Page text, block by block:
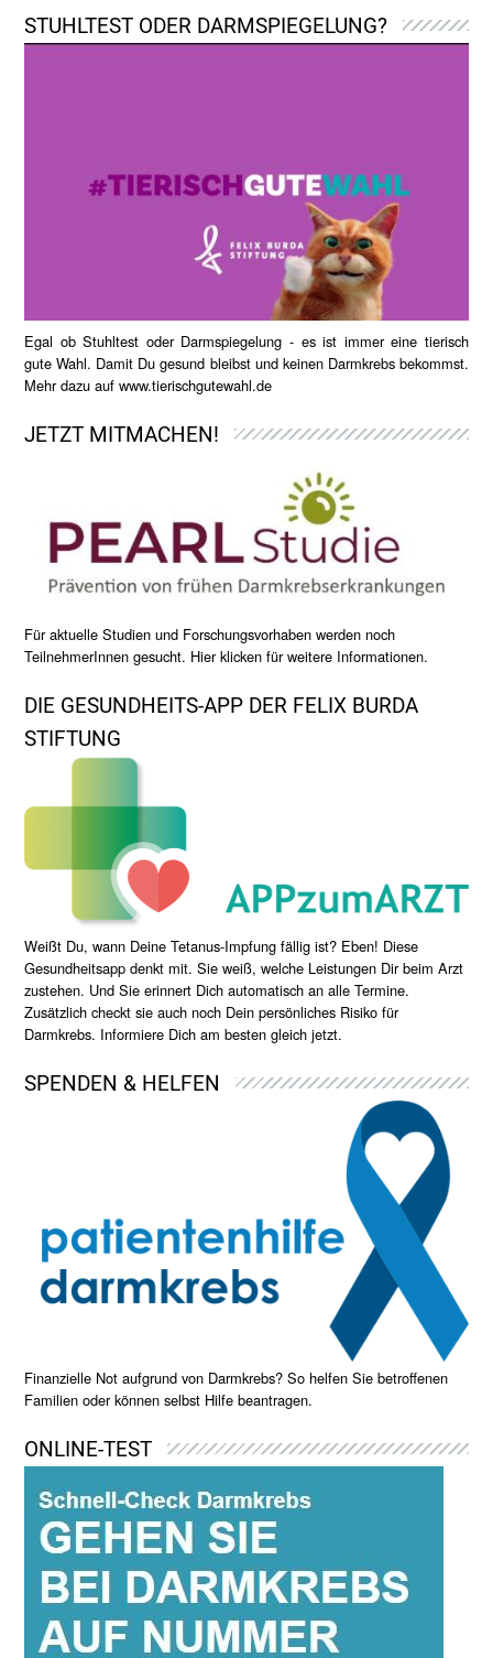
STUHLTEST ODER DARMSPIEGELUNG?
Egal ob Stuhltest oder Darmspiegelung - es ist immer eine tierisch
gute Wahl. Damit Du gesund bleibst und keinen Darmkrebs bekommst.
Mehr dazu aufwww.tierischgutewahl.de
JETZT MITMACHEN!
Für aktuelle Studien und Forschungsvorhaben werden noch
TeilnehmerInnen gesucht. Hier klicken für weitere Informationen.
DIE GESUNDHEITS-APP DER FELIX BURDA
STIFTUNG
Weißt Du, wann Deine Tetanus-Impfung fällig ist? Eben! Diese
Gesundheitsapp denkt mit. Sie weiß, welche Leistungen Dir beim Arzt
zustehen. Und Sie erinnert Dich automatisch an alle Termine.
Zusätzlich checkt sie auch noch Dein persönliches Risiko für
Darmkrebs. Informiere Dich am besten gleich jetzt.
SPENDEN & HELFEN
Finanzielle Not aufgrund von Darmkrebs? So helfen Sie betroffenen
Familien oder können selbst Hilfe beantragen.
ONLINE-TEST